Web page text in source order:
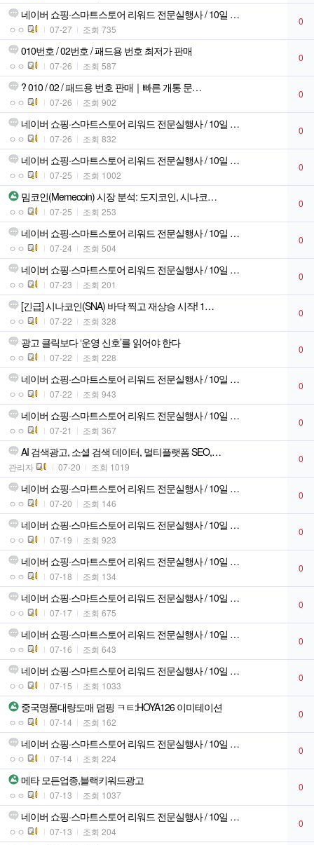
네이버 쇼핑·스마트스토어 리워드 전문실행사 / 10일 …
ㅇㅇ 07-27 조회 735
0
010번호 / 02번호 / 패드용 번호 최저가 판매
ㅇㅇ 07-26 조회 587
0
? 010 / 02 / 패드용 번호 판매｜빠른 개통 문…
ㅇㅇ 07-26 조회 902
0
네이버 쇼핑·스마트스토어 리워드 전문실행사 / 10일 …
ㅇㅇ 07-26 조회 832
0
네이버 쇼핑·스마트스토어 리워드 전문실행사 / 10일 …
ㅇㅇ 07-25 조회 1002
0
밈코인(Memecoin) 시장 분석: 도지코인, 시나코…
ㅇㅇ 07-25 조회 253
0
네이버 쇼핑·스마트스토어 리워드 전문실행사 / 10일 …
ㅇㅇ 07-24 조회 504
0
네이버 쇼핑·스마트스토어 리워드 전문실행사 / 10일 …
ㅇㅇ 07-23 조회 201
0
[긴급] 시나코인(SNA) 바닥 찍고 재상승 시작! 1…
ㅇㅇ 07-22 조회 328
0
광고 클릭보다 ‘운영 신호’를 읽어야 한다
ㅇㅇ 07-22 조회 228
0
네이버 쇼핑·스마트스토어 리워드 전문실행사 / 10일 …
ㅇㅇ 07-22 조회 943
0
네이버 쇼핑·스마트스토어 리워드 전문실행사 / 10일 …
ㅇㅇ 07-21 조회 367
0
AI 검색광고, 소셜 검색 데이터, 멀티플랫폼 SEO,…
관리자 07-20 조회 1019
0
네이버 쇼핑·스마트스토어 리워드 전문실행사 / 10일 …
ㅇㅇ 07-20 조회 146
0
네이버 쇼핑·스마트스토어 리워드 전문실행사 / 10일 …
ㅇㅇ 07-19 조회 923
0
네이버 쇼핑·스마트스토어 리워드 전문실행사 / 10일 …
ㅇㅇ 07-18 조회 134
0
네이버 쇼핑·스마트스토어 리워드 전문실행사 / 10일 …
ㅇㅇ 07-17 조회 675
0
네이버 쇼핑·스마트스토어 리워드 전문실행사 / 10일 …
ㅇㅇ 07-16 조회 643
0
네이버 쇼핑·스마트스토어 리워드 전문실행사 / 10일 …
ㅇㅇ 07-15 조회 1033
0
중국명품대량도매 덤핑 ㅋㅌ:HOYA126 이미테이션
ㅇㅇ 07-14 조회 162
0
네이버 쇼핑·스마트스토어 리워드 전문실행사 / 10일 …
ㅇㅇ 07-14 조회 224
0
메타 모든업종,블랙키워드광고
ㅇㅇ 07-13 조회 1037
0
네이버 쇼핑·스마트스토어 리워드 전문실행사 / 10일 …
ㅇㅇ 07-13 조회 204
0